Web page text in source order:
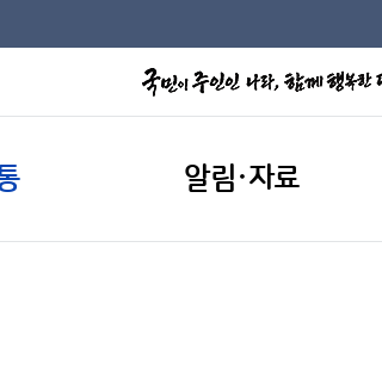
알림·자료